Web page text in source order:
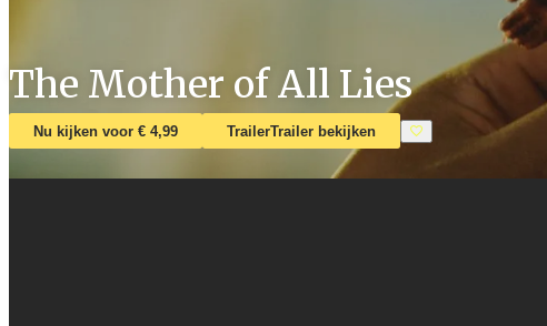
The Mother of All Lies
Nu kijken voor € 4,99 TrailerTrailer bekijken